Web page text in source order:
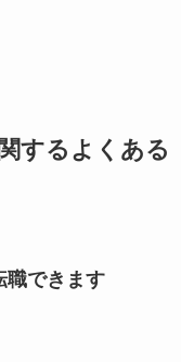
するよくある
職できます